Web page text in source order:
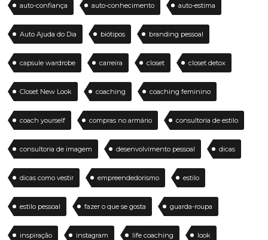
auto-confiança auto-conhecimento auto-estima
Auto Ajuda do Dia biótipos branding pessoal
capsule wardrobe carreira closet closet detox
Closet New Look coaching coaching feminino
coach yourself compras no armário consultoria de estilo
consultoria de imagem desenvolvimento pessoal dicas
dicas como vestir empreendedorismo estilo
estilo pessoal fazer o que se gosta guarda-roupa
inspiração instagram life coaching look